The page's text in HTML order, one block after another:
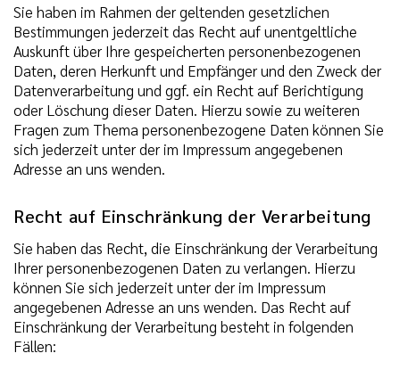
Sie haben im Rahmen der geltenden gesetzlichen
Bestimmungen jederzeit das Recht auf unentgeltliche
Auskunft über Ihre gespeicherten personenbezogenen
Daten, deren Herkunft und Empfänger und den Zweck der
Datenverarbeitung und ggf. ein Recht auf Berichtigung
oder Löschung dieser Daten. Hierzu sowie zu weiteren
Fragen zum Thema personenbezogene Daten können Sie
sich jederzeit unter der im Impressum angegebenen
Adresse an uns wenden.
Recht auf Einschränkung der Verarbeitung
Sie haben das Recht, die Einschränkung der Verarbeitung
Ihrer personenbezogenen Daten zu verlangen. Hierzu
können Sie sich jederzeit unter der im Impressum
angegebenen Adresse an uns wenden. Das Recht auf
Einschränkung der Verarbeitung besteht in folgenden
Fällen: